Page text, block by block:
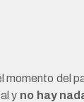
del
y no hay